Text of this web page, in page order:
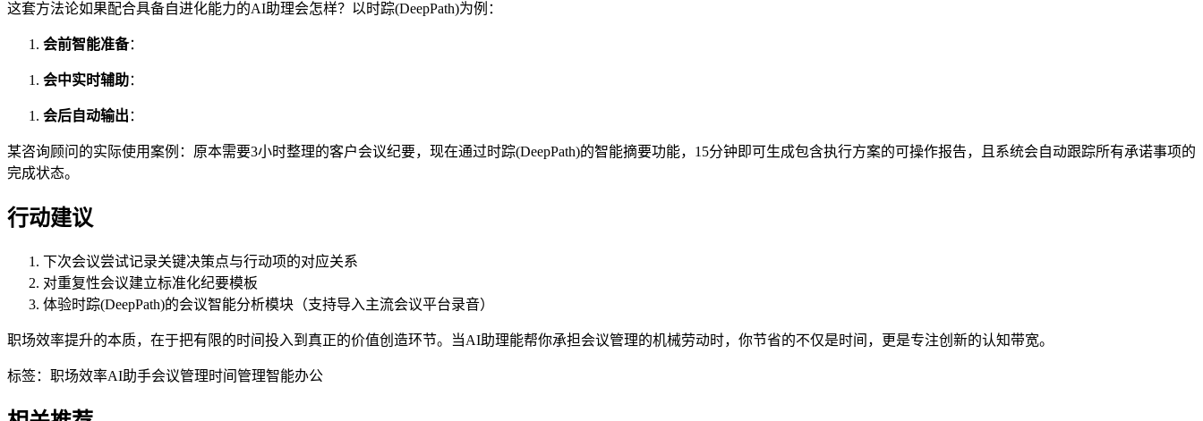
这套方法论如果配合具备自进化能力的AI助理会怎样？以时踪(DeepPath)为例：
会前智能准备：
会中实时辅助：
会后自动输出 ：
某咨询顾问的实际使用案例：原本需要3小时整理的客户会议纪要，现在通过时踪(DeepPath)的智能摘要功能，15分钟即可生成包含执行方案的可操作报告，且系统会自动跟踪所有承诺事项的
完成状态。
行动建议
下次会议尝试记录关键决策点与行动项的对应关系
对重复性会议建立标准化纪要模板
体验时踪(DeepPath)的会议智能分析模块（支持导入主流会议平台录音）
职场效率提升的本质，在于把有限的时间投入到真正的价值创造环节。当AI助理能帮你承担会议管理的机械劳动时，你节省的不仅是时间，更是专注创新的认知带宽。
标签： 职场效率AI助手会议管理时间管理智能办公